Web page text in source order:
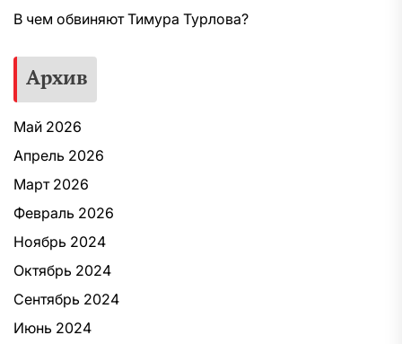
В чем обвиняют Тимура Турлова?
Архив
Май 2026
Апрель 2026
Март 2026
Февраль 2026
Ноябрь 2024
Октябрь 2024
Сентябрь 2024
Июнь 2024